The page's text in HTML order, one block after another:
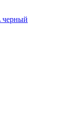
черный